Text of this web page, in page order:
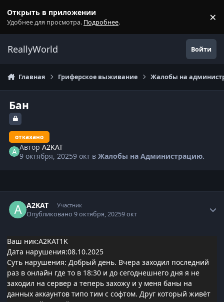
Открыть в приложении
Удобнее для просмотра. Подробнее. ×
ReallyWorld Войти
Главная Гриферское выживание Жалобы на
Бан
отказано
АвторA2KAT
9 октября, 20259 окт вЖалобы на Администрацию.
A2KAT Участник
Опубликовано9 октября, 20259 окт
Ваш ник:A2KAT1K
Дата нарушения:08.10.2025
Суть нарушения: Добрый день. Вчера заходил последний
раз в онлайн где то в 18:30 и до сегоднешнего дня я не
заходил на сервер а теперь захожу и у меня баны на
данных аккаунтов типо тим с софтом. Друг который живёт